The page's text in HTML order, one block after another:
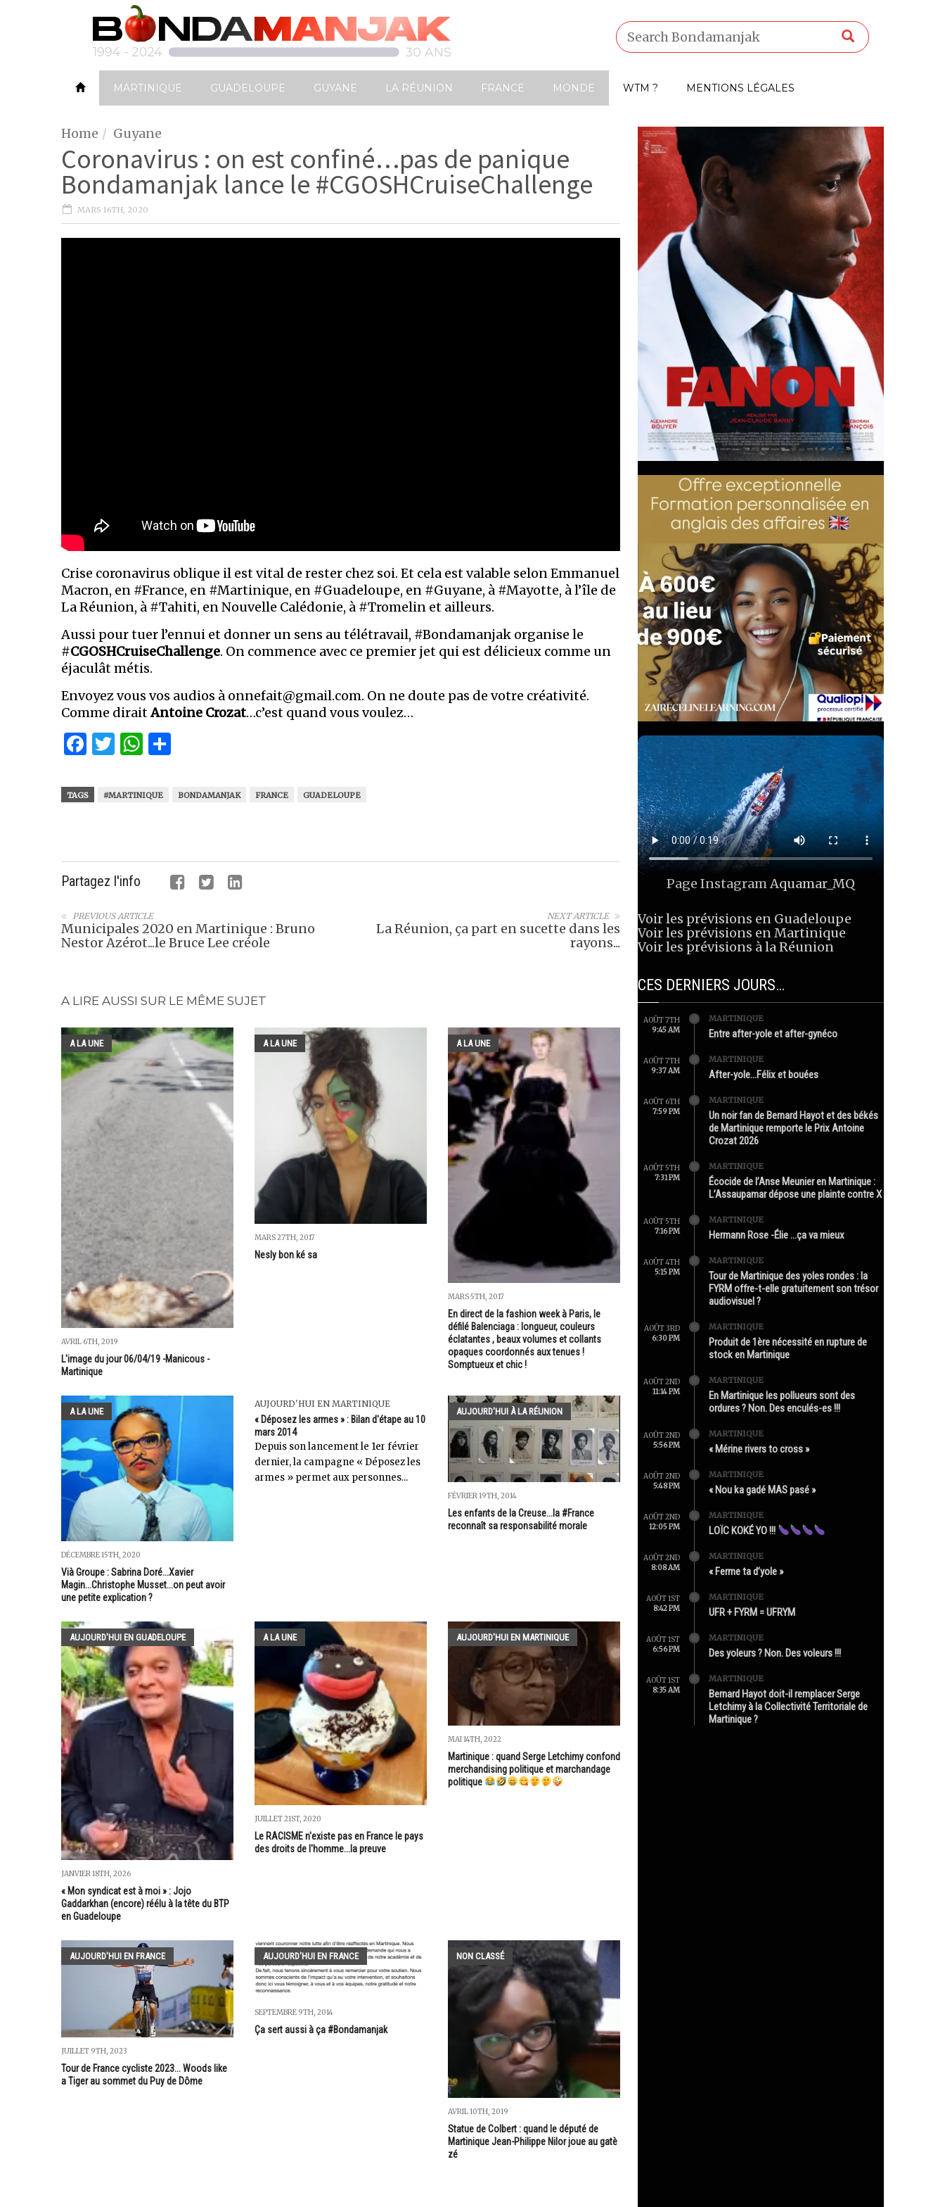
MARTINIQUE GUADELOUPE GUYANE LA RÉUNION FRANCE MONDE WTM ? MENTIONS LÉGALES
Home Guyane
Coronavirus : on est confiné…pas de panique
Bondamanjak lance le #CGOSHCruiseChallenge
MARS 16TH, 2020
Crise coronavirus oblique il est vital de rester chez soi. Et cela est valable selon Emmanuel
Macron, en #France, en #Martinique, en #Guadeloupe, en #Guyane, à #Mayotte, à l’île de
La Réunion, à #Tahiti, en Nouvelle Calédonie, à #Tromelin et ailleurs.
Aussi pour tuer l’ennui et donner un sens au télétravail, #Bondamanjak organise le
#CGOSHCruiseChallenge. On commence avec ce premier jet qui est délicieux comme un
éjaculât métis.
Envoyez vous vos audios à onnefait@gmail.com. On ne doute pas de votre créativité.
Comme diraitAntoine Crozat…c’est quand vous voulez…
Facebook
Twitter
WhatsApp
TAGS #MARTINIQUE BONDAMANJAK FRANCE GUADELOUPE
Partagez l'info
NEXT ARTICLE
La Réunion, ça part en sucette dans les
rayons...
PREVIOUS ARTICLE
Municipales 2020 en Martinique : Bruno
Nestor Azérot...le Bruce Lee créole
A LIRE AUSSI SUR LE MÊME SUJET
A LA UNE
AVRIL 6TH, 2019
L'image du jour 06/04/19 -Manicous -
Martinique
A LA UNE
MARS 27TH, 2017
Nesly bon ké sa
A LA UNE
MARS 5TH, 2017
En direct de la fashion week à Paris, le
défilé Balenciaga : longueur, couleurs
éclatantes , beaux volumes et collants
opaques coordonnés aux tenues !
Somptueux et chic !
A LA UNE
DÉCEMBRE 15TH, 2020
Vià Groupe : Sabrina Doré...Xavier
Magin...Christophe Musset...on peut avoir
une petite explication ?
AUJOURD'HUI EN MARTINIQUE
« Déposez les armes » : Bilan d'étape au 10
mars 2014
Depuis son lancement le 1er février
dernier, la campagne « Déposez les
armes » permet aux personnes...
AUJOURD'HUI À LA RÉUNION
FÉVRIER 19TH, 2014
Les enfants de la Creuse...la #France
reconnaît sa responsabilité morale
AUJOURD'HUI EN GUADELOUPE
JANVIER 18TH, 2026
« Mon syndicat est à moi » : Jojo
Gaddarkhan (encore) réélu à la tête du BTP
en Guadeloupe
A LA UNE
JUILLET 21ST, 2020
Le RACISME n'existe pas en France le pays
des droits de l'homme...la preuve
AUJOURD'HUI EN MARTINIQUE
MAI 14TH, 2022
Martinique : quand Serge Letchimy confond
merchandising politique et marchandage
politique
AUJOURD'HUI EN FRANCE
JUILLET 9TH, 2023
Tour de France cycliste 2023... Woods like
a Tiger au sommet du Puy de Dôme
AUJOURD'HUI EN FRANCE
SEPTEMBRE 9TH, 2014
Ça sert aussi à ça #Bondamanjak
NON CLASSÉ
AVRIL 10TH, 2019
Statue de Colbert : quand le député de
Martinique Jean-Philippe Nilor joue au gatè
zé
Page InstagramAquamar_MQ
Voir les prévisions en Guadeloupe
Voir les prévisions en Martinique
Voir les prévisions à la Réunion
CES DERNIERS JOURS…
AOÛT 7TH
9:45 AM
MARTINIQUE
Entre after-yole et after-gynéco
AOÛT 7TH
9:37 AM
MARTINIQUE
After-yole…Félix et bouées
AOÛT 6TH
7:59 PM
MARTINIQUE
Un noir fan de Bernard Hayot et des békés
de Martinique remporte le Prix Antoine
Crozat 2026
AOÛT 5TH
7:31 PM
MARTINIQUE
Écocide de l’Anse Meunier en Martinique :
L’Assaupamar dépose une plainte contre X
AOÛT 5TH
7:16 PM
MARTINIQUE
Hermann Rose -Élie …ça va mieux
AOÛT 4TH
5:15 PM
MARTINIQUE
Tour de Martinique des yoles rondes : la
FYRM offre-t-elle gratuitement son trésor
audiovisuel ?
AOÛT 3RD
6:30 PM
MARTINIQUE
Produit de 1ère nécessité en rupture de
stock en Martinique
AOÛT 2ND
11:14 PM
MARTINIQUE
En Martinique les pollueurs sont des
ordures ? Non. Des enculés-es !!!
AOÛT 2ND
5:56 PM
MARTINIQUE
« Mérine rivers to cross »
AOÛT 2ND
5:48 PM
MARTINIQUE
« Nou ka gadé MAS pasé »
AOÛT 2ND
12:05 PM
MARTINIQUE
LOÏC KOKÉ YO !!!
AOÛT 2ND
8:08 AM
MARTINIQUE
« Ferme ta d’yole »
AOÛT 1ST
8:42 PM
MARTINIQUE
UFR + FYRM = UFRYM
AOÛT 1ST
6:56 PM
MARTINIQUE
Des yoleurs ? Non. Des voleurs !!!
AOÛT 1ST
8:35 AM
MARTINIQUE
Bernard Hayot doit-il remplacer Serge
Letchimy à la Collectivité Territoriale de
Martinique ?